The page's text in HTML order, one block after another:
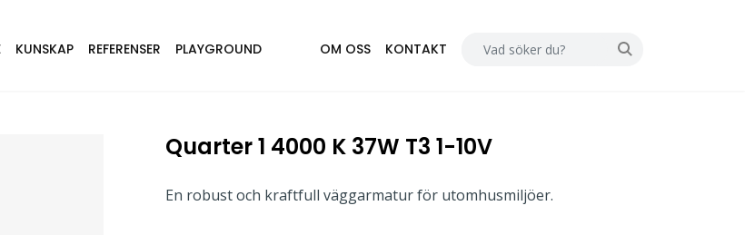
KUNSKAP REFERENSER PLAYGROUND OM OSS KONTAKT
Quarter 1 4000 K 37W T3 1-10V
En robust och kraftfull väggarmatur för utomhusmiljöer.